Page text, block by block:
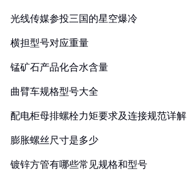
光线传媒参投三国的星空爆冷
横担型号对应重量
锰矿石产品化合水含量
曲臂车规格型号大全
配电柜母排螺栓力矩要求及连接规范详解
膨胀螺丝尺寸是多少
镀锌方管有哪些常见规格和型号